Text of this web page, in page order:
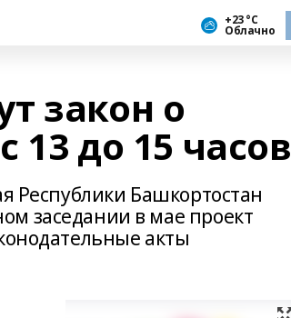
+23 °С
Облачно
закон о
13 до 15 часов
Республики Башкортостан
заседании в мае проект
акты